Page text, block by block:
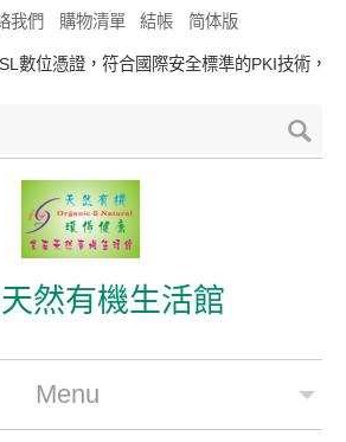
我們 購物清單 結帳 简体版
數位憑證，符合國際安全標準的PKI技術，可
然有機生活館
Menu